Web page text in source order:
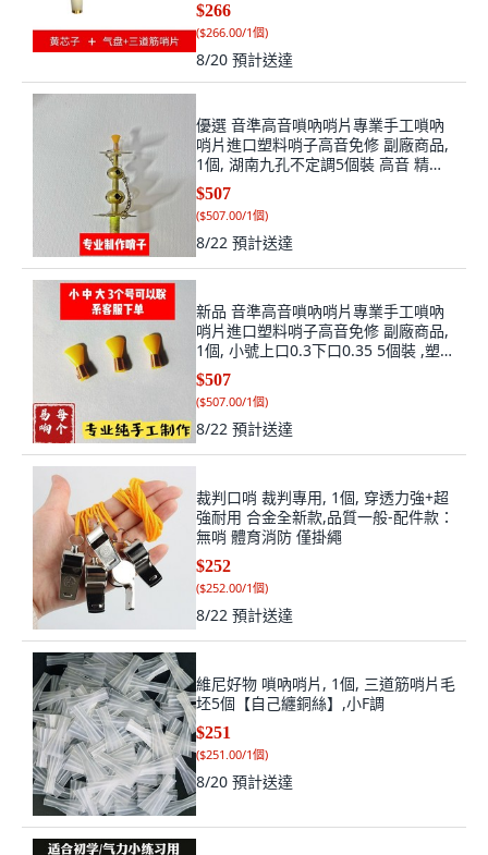
$266
($266.00/1個)
8/20 預計送達
優選 音準高音嗩吶哨片專業手工嗩吶
哨片進口塑料哨子高音免修 副廠商品,
1個, 湖南九孔不定調5個裝 高音 精修,
塑料哨子桔黃色 5個哨片 +盒子
$507
($507.00/1個)
8/22 預計送達
新品 音準高音嗩吶哨片專業手工嗩吶
哨片進口塑料哨子高音免修 副廠商品,
1個, 小號上口0.3下口0.35 5個裝 ,塑料
哨子桔黃色 5個哨片 +盒子, 桔黃色
$507
($507.00/1個)
8/22 預計送達
裁判口哨 裁判專用, 1個, 穿透力強+超
強耐用 合金全新款,品質一般-配件款：
無哨 體育消防 僅掛繩
$252
($252.00/1個)
8/22 預計送達
維尼好物 嗩吶哨片, 1個, 三道筋哨片毛
坯5個【自己纏銅絲】,小F調
$251
($251.00/1個)
8/20 預計送達